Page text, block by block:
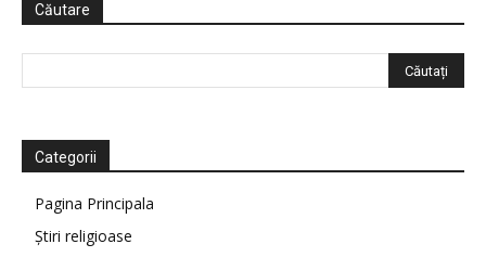
Căutare
Categorii
Pagina Principala
Știri religioase